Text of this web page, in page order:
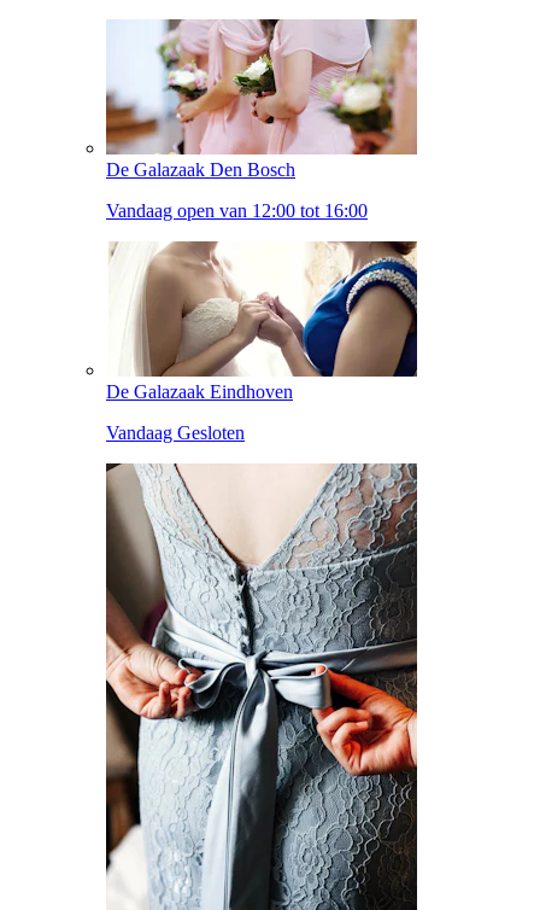
De Galazaak Den Bosch
Vandaag open van 12:00 tot 16:00
De Galazaak Eindhoven
Vandaag Gesloten